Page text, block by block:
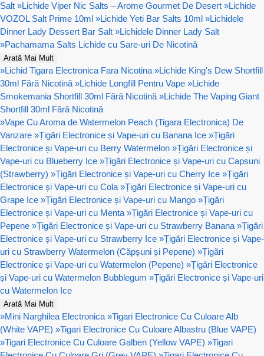
Salt »Lichide Viper Nic Salts – Arome Gourmet De Desert »Lichide
VOZOL Salt Prime 10ml »Lichide Yeti Bar Salts 10ml »Lichidele
Dinner Lady Dessert Bar Salt »Lichidele Dinner Lady Salt
»Pachamama Salts Lichide cu Sare-uri De Nicotină
Arată Mai Mult
»Lichid Tigara Electronica Fara Nicotina »Lichide King's Dew Shortfill
30ml Fără Nicotină »Lichide Longfill Pentru Vape »Lichide
Smokemania Shortfill 30ml Fără Nicotină »Lichide The Vaping Giant
Shortfill 30ml Fără Nicotină
»Vape Cu Aroma de Watermelon Peach (Tigara Electronica) De
Vanzare »Țigări Electronice și Vape-uri cu Banana Ice »Țigări
Electronice și Vape-uri cu Berry Watermelon »Țigări Electronice și
Vape-uri cu Blueberry Ice »Țigări Electronice și Vape-uri cu Capsuni
(Strawberry) »Țigări Electronice și Vape-uri cu Cherry Ice »Țigări
Electronice și Vape-uri cu Cola »Țigări Electronice și Vape-uri cu
Grape Ice »Țigări Electronice și Vape-uri cu Mango »Țigări
Electronice și Vape-uri cu Menta »Țigări Electronice și Vape-uri cu
Pepene »Țigări Electronice și Vape-uri cu Strawberry Banana »Țigări
Electronice și Vape-uri cu Strawberry Ice »Țigări Electronice și Vape-
uri cu Strawberry Watermelon (Căpșuni și Pepene) »Țigări
Electronice și Vape-uri cu Watermelon (Pepene) »Țigări Electronice
și Vape-uri cu Watermelon Bubblegum »Țigări Electronice și Vape-uri
cu Watermelon Ice
Arată Mai Mult
»Mini Narghilea Electronica »Tigari Electronice Cu Culoare Alb
(White VAPE) »Tigari Electronice Cu Culoare Albastru (Blue VAPE)
»Tigari Electronice Cu Culoare Galben (Yellow VAPE) »Tigari